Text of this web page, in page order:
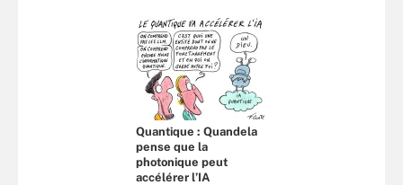
Quantique : Quandela
pense que la
photonique peut
accélérer l’IA